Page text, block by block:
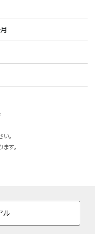
ラチナ・デュラテクトピンク
。
す。
ル